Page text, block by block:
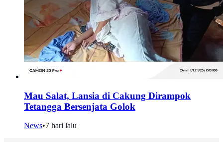
Mau Salat, Lansia di Cakung Dirampok
Tetangga Bersenjata Golok
News•7 hari lalu